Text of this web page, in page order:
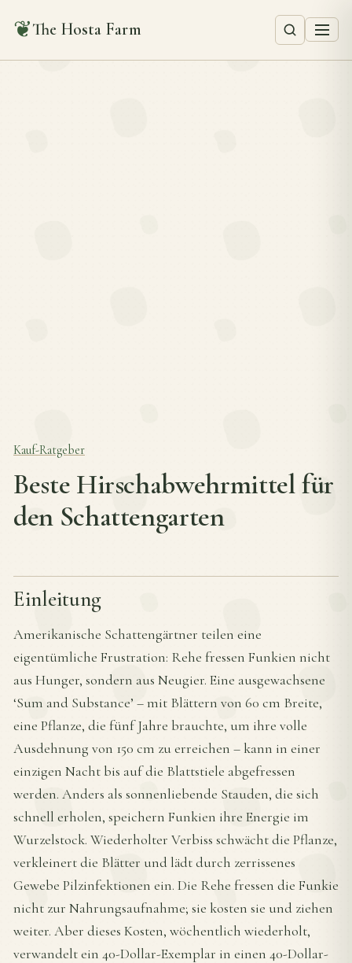
❦The Hosta Farm
Kauf-Ratgeber
Beste Hirschabwehrmittel für
den Schattengarten
Einleitung
Amerikanische Schattengärtner teilen eine
eigentümliche Frustration: Rehe fressen Funkien nicht
aus Hunger, sondern aus Neugier. Eine ausgewachsene
‘Sum and Substance’ – mit Blättern von 60 cm Breite,
eine Pflanze, die fünf Jahre brauchte, um ihre volle
Ausdehnung von 150 cm zu erreichen – kann in einer
einzigen Nacht bis auf die Blattstiele abgefressen
werden. Anders als sonnenliebende Stauden, die sich
schnell erholen, speichern Funkien ihre Energie im
Wurzelstock. Wiederholter Verbiss schwächt die Pflanze,
verkleinert die Blätter und lädt durch zerrissenes
Gewebe Pilzinfektionen ein. Die Rehe fressen die Funkie
nicht zur Nahrungsaufnahme; sie kosten sie und ziehen
weiter. Aber dieses Kosten, wöchentlich wiederholt,
verwandelt ein 40-Dollar-Exemplar in einen 40-Dollar-